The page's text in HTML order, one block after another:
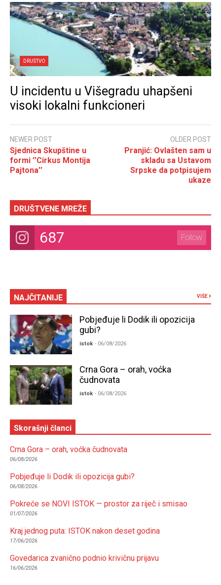
DRUŠTVO
U incidentu u Višegradu uhapšeni
visoki lokalni funkcioneri
NEWER POST
Sjednica Skupštine u
formi ’’Cirkus Montija
Pajtona’’
OLDER POST
Pranjić: Ovlašten sam u
skladu sa Ustavom
Srpske da potpisujem
ukaze
DRUŠTVENE MREŽE
687 Follow
NAJČITANIJE VIŠE
Pobjeđuje li Dodik ili opozicija
gubi?
istok - 06/08/2026
Crna Gora – orah, voćka
čudnovata
istok - 06/08/2026
Skorašnji članci
Crna Gora – orah, voćka čudnovata
06/08/2026
Pobjeđuje li Dodik ili opozicija gubi?
06/08/2026
Pokreće se NOVI ISTOK — prostor za riječ i smisao
01/07/2026
Kraj jednog puta: ISTOK nakon deset godina
17/06/2026
Govedarica zvanično podnio krivičnu prijavu
16/06/2026